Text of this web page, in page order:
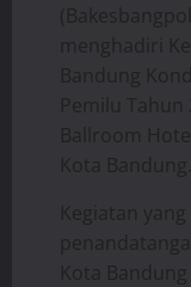
menghadiri
Bandung
Pemilu Tahun
Ballroom
Kota Bandung.
Kegiatan
Kota